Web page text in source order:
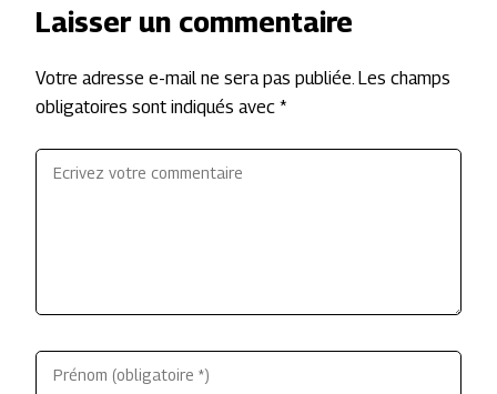
Laisser un commentaire
Votre adresse e-mail ne sera pas publiée. Les champs
obligatoires sont indiqués avec *